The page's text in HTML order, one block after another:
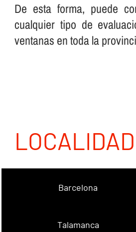
De esta forma, puede
cualquier tipo de
ventanas en toda la
Barcelona
Talamanca